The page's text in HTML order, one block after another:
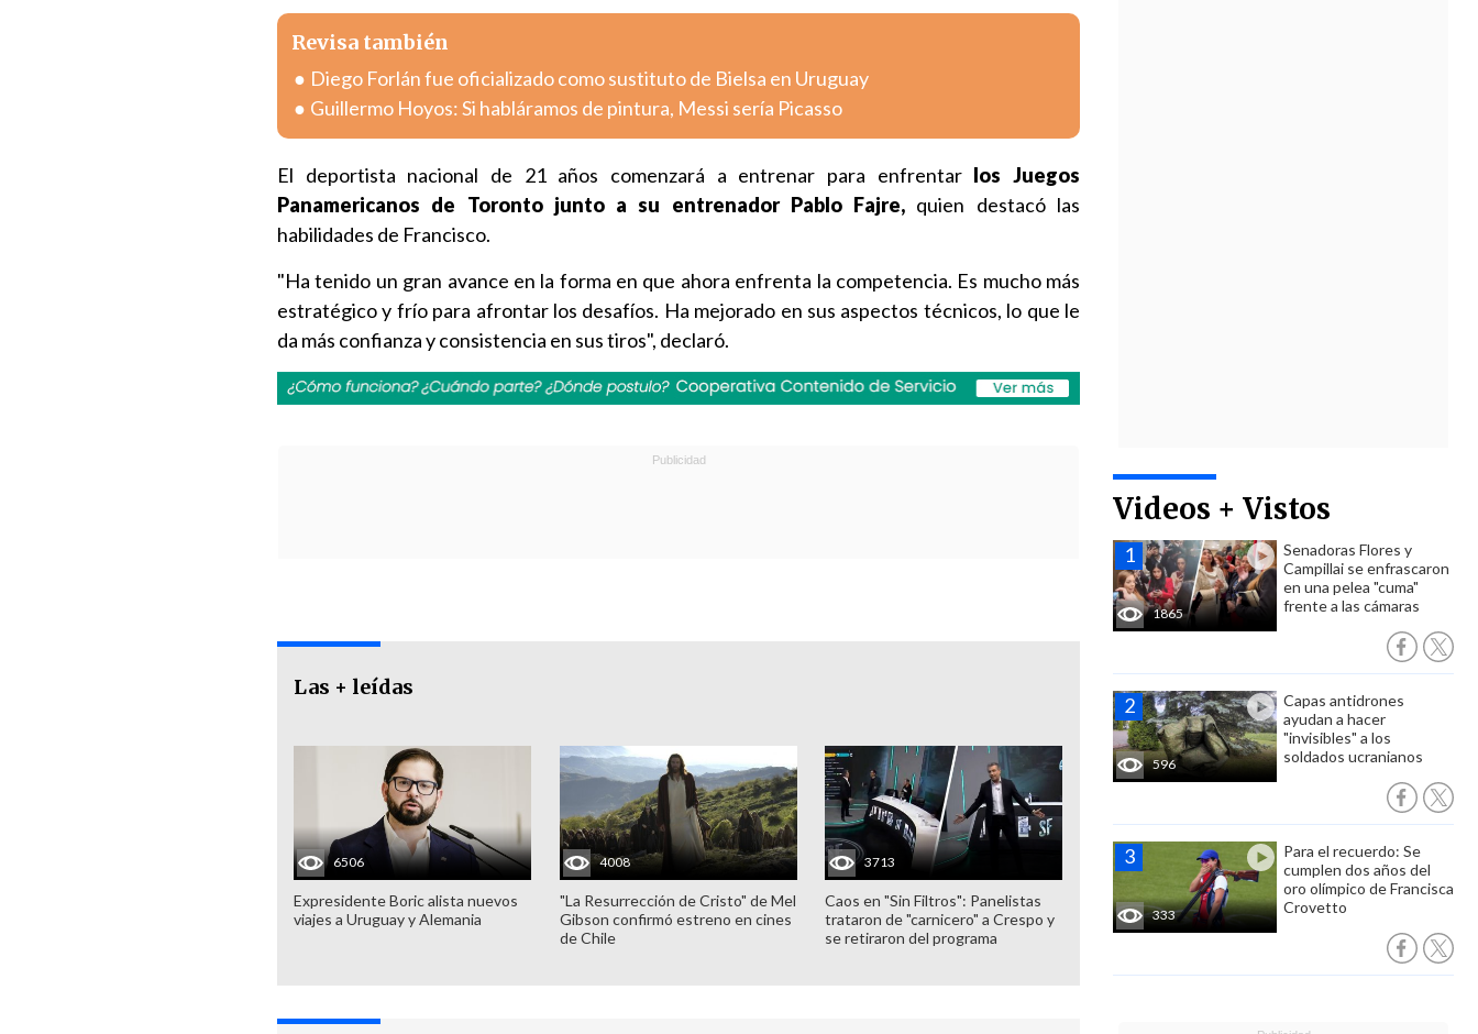
Videos + Vistos
1865
Senadoras Flores y
Campillai se enfrascaron
en una pelea "cuma"
frente a las cámaras
596
Capas antidrones
ayudan a hacer
"invisibles" a los
soldados ucranianos
333
Para el recuerdo: Se
cumplen dos años del
oro olímpico de Francisca
Crovetto
Revisa también
Diego Forlán fue oficializado como sustituto de Bielsa en Uruguay
Guillermo Hoyos: Si habláramos de pintura, Messi sería Picasso
El deportista nacional de 21 años comenzará a entrenar para enfrentar los Juegos
Panamericanos de Toronto junto a su entrenador Pablo Fajre, quien destacó las
habilidades de Francisco.
"Ha tenido un gran avance en la forma en que ahora enfrenta la competencia. Es mucho más
estratégico y frío para afrontar los desafíos. Ha mejorado en sus aspectos técnicos, lo que le
da más confianza y consistencia en sus tiros", declaró.
Las + leídas
6506
Expresidente Boric alista nuevos
viajes a Uruguay y Alemania
4008
"La Resurrección de Cristo" de Mel
Gibson confirmó estreno en cines
de Chile
3713
Caos en "Sin Filtros": Panelistas
trataron de "carnicero" a Crespo y
se retiraron del programa